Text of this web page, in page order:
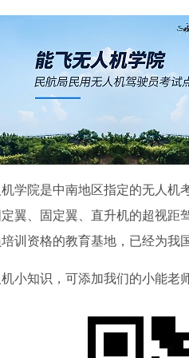
学院是中南地区指定的无人
翼、固定翼、直升机的超视
训资格的教育基地，已经为我
小知识，可添加我们的小能